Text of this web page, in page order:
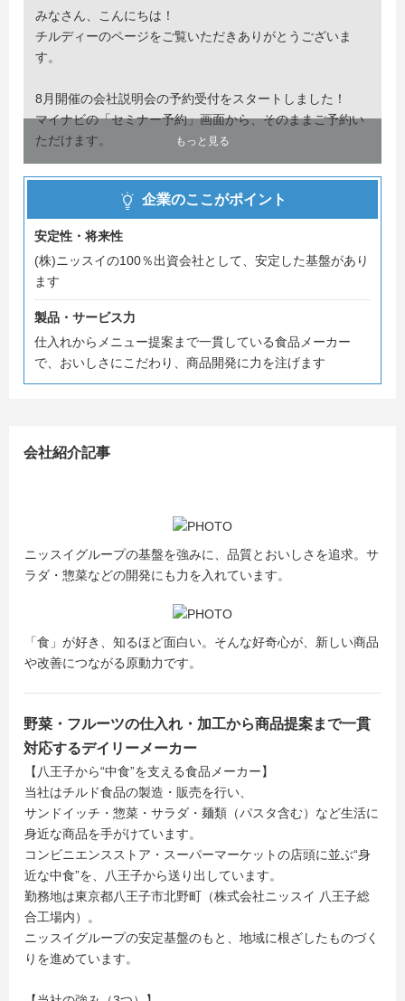
みなさん、こんにちは！
チルディーのページをご覧いただきありがとうございま
す。
8月開催の会社説明会の予約受付をスタートしました！
マイナビの「セミナー予約」画面から、そのままご予約い
ただけます。
説明会では、会社のことやお仕事のことを、できるだけ分
かりやすくお話しします。
「まずは雰囲気を知りたい」という方も大歓迎です！
※なお、選考をご希望の方は説明会への参加が必須となり
ます。
----------------------------------------------
■ 会社説明会スケジュール
（対面開催・所要時間：約2時間）
2026年8月20日(木)13:00～15:00
マイナビのセミナー予約画面よりお申し込みください。
----------------------------------------------
もっと見る
企業のここがポイント
安定性・将来性
(株)ニッスイの100％出資会社として、安定した基盤があり
ます
製品・サービス力
仕入れからメニュー提案まで一貫している食品メーカー
で、おいしさにこだわり、商品開発に力を注げます
会社紹介記事
ニッスイグループの基盤を強みに、品質とおいしさを追求。サ
ラダ・惣菜などの開発にも力を入れています。
「食」が好き、知るほど面白い。そんな好奇心が、新しい商品
や改善につながる原動力です。
野菜・フルーツの仕入れ・加工から商品提案まで一貫
対応するデイリーメーカー
【八王子から“中食”を支える食品メーカー】
当社はチルド食品の製造・販売を行い、
サンドイッチ・惣菜・サラダ・麺類（パスタ含む）など生活に
身近な商品を手がけています。
コンビニエンスストア・スーパーマーケットの店頭に並ぶ“身
近な中食”を、八王子から送り出しています。
勤務地は東京都八王子市北野町（株式会社ニッスイ 八王子総
合工場内）。
ニッスイグループの安定基盤のもと、地域に根ざしたものづく
りを進めています。